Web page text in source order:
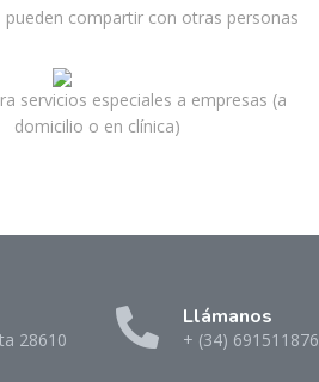
pueden compartir con otras personas
servicios especiales a empresas (a
domicilio o en clínica)
28610
Llámanos
+ (34) 691511876